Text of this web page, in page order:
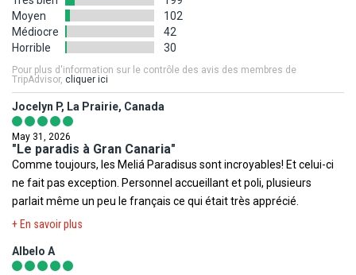
sont à titre indicatif et non-contractuel. Concernant votre
logement, l'hôtel offre différentes configurations et décorations.
La chambre allouée lors de votre arrivée pourra être ainsi
différente de celle figurant en photo sur le présent descriptif.
Votre séjour est assuré par le tour opérateur suivant :
FRAM
préavis nous vous invitons à consulter avant votre départ les sites
Internet suivants afin de prendre connaissance des éventuelles
restrictions, obligations ou tout simplement des informations
relatives à votre destination.
Ministère de la Santé, Institut de veille sanitaire
Voyage, Ministère des Affaires Etrangères
pour la sortie du territoire
Toutefois il est rappelé qu'aucune région du monde ni aucun pays
ne peuvent être considérés comme étant à l'abri du risque
Moyen
102
Médiocre
42
Horrible
30
Pour plus d'information sur le contrôle des avis des membres de
TripAdvisor, cliquer ici
Jocelyn P, La Prairie, Canada
May 31, 2026
"Le paradis à Gran Canaria"
Comme toujours, les Meliá Paradisus sont incroyables! Et celui-ci
ne fait pas exception. Personnel accueillant et poli, plusieurs
parlait même un peu le français ce qui était très apprécié.
+ En savoir plus
Albelo A